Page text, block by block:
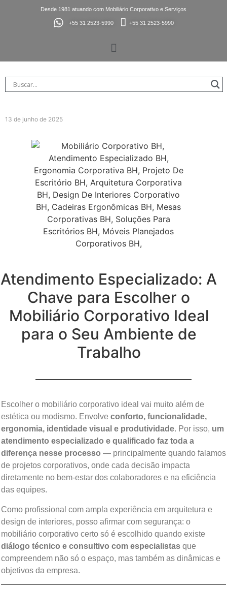
Desde 1981 atuando com Mobiliário Corporativo e Serviços
+55 31 2523-5990 +55 31 2523-5990
13 de junho de 2025
Atendimento Especializado: A
Chave para Escolher o
Mobiliário Corporativo Ideal
para o Seu Ambiente de
Trabalho
Escolher o mobiliário corporativo ideal vai muito além de
estética ou modismo. Envolve conforto, funcionalidade,
ergonomia, identidade visual e produtividade. Por isso, um
atendimento especializado e qualificado faz toda a
diferença nesse processo — principalmente quando falamos
de projetos corporativos, onde cada decisão impacta
diretamente no bem-estar dos colaboradores e na eficiência
das equipes.
Como profissional com ampla experiência em arquitetura e
design de interiores, posso afirmar com segurança: o
mobiliário corporativo certo só é escolhido quando existe
diálogo técnico e consultivo com especialistas que
compreendem não só o espaço, mas também as dinâmicas e
objetivos da empresa.